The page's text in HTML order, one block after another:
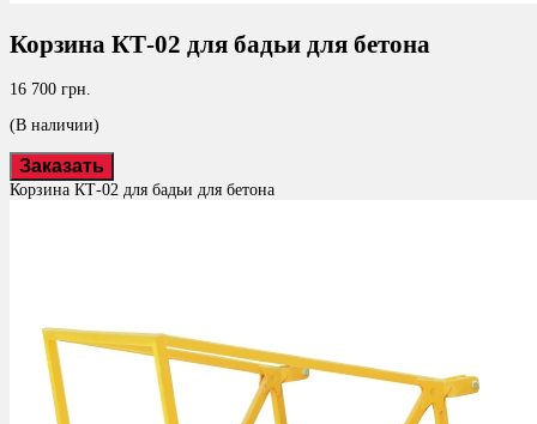
Корзина КТ-02 для бадьи для бетона
16 700 грн.
(В наличии)
Заказать
Корзина КТ-02 для бадьи для бетона